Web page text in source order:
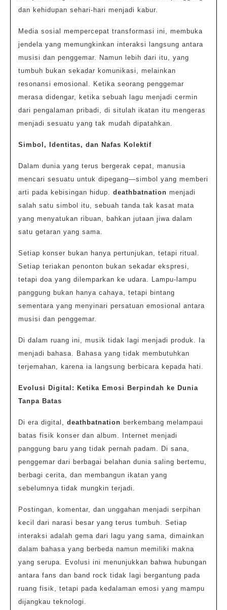
dan kehidupan sehari-hari menjadi kabur.
Media sosial mempercepat transformasi ini, membuka
jendela yang memungkinkan interaksi langsung antara
musisi dan penggemar. Namun lebih dari itu, yang
tumbuh bukan sekadar komunikasi, melainkan
resonansi emosional. Ketika seorang penggemar
merasa didengar, ketika sebuah lagu menjadi cermin
dari pengalaman pribadi, di situlah ikatan itu mengeras
menjadi sesuatu yang tak mudah dipatahkan.
Simbol, Identitas, dan Nafas Kolektif
Dalam dunia yang terus bergerak cepat, manusia
mencari sesuatu untuk dipegang—simbol yang memberi
arti pada kebisingan hidup. deathbatnation menjadi
salah satu simbol itu, sebuah tanda tak kasat mata
yang menyatukan ribuan, bahkan jutaan jiwa dalam
satu getaran yang sama.
Setiap konser bukan hanya pertunjukan, tetapi ritual.
Setiap teriakan penonton bukan sekadar ekspresi,
tetapi doa yang dilemparkan ke udara. Lampu-lampu
panggung bukan hanya cahaya, tetapi bintang
sementara yang menyinari persatuan emosional antara
musisi dan penggemar.
Di dalam ruang ini, musik tidak lagi menjadi produk. Ia
menjadi bahasa. Bahasa yang tidak membutuhkan
terjemahan, karena ia langsung berbicara kepada hati.
Evolusi Digital: Ketika Emosi Berpindah ke Dunia
Tanpa Batas
Di era digital, deathbatnation berkembang melampaui
batas fisik konser dan album. Internet menjadi
panggung baru yang tidak pernah padam. Di sana,
penggemar dari berbagai belahan dunia saling bertemu,
berbagi cerita, dan membangun ikatan yang
sebelumnya tidak mungkin terjadi.
Postingan, komentar, dan unggahan menjadi serpihan
kecil dari narasi besar yang terus tumbuh. Setiap
interaksi adalah gema dari lagu yang sama, dimainkan
dalam bahasa yang berbeda namun memiliki makna
yang serupa. Evolusi ini menunjukkan bahwa hubungan
antara fans dan band rock tidak lagi bergantung pada
ruang fisik, tetapi pada kedalaman emosi yang mampu
dijangkau teknologi.